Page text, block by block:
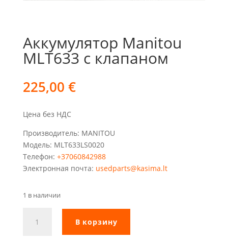
Аккумулятор Manitou
MLT633 с клапаном
225,00 €
Цена без НДС
Производитель: MANITOU
Модель: MLT633LS0020
Телефон: +37060842988
Электронная почта: usedparts@kasima.lt
1 в наличии
товара
Аккумулятор
В корзину